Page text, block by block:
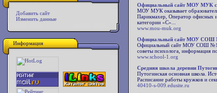
Добавить сайт
Изменить данные
Информация
Официальный сайт МОУ МУК
МОУ МУК оказывает
Парикмахер, Оператор офисных
категории «С»...
www.mou-muk.org
Официальный сайт МОУ СОШ
Официальный сайт МОУ СОШ №1
советы психолога, информация
www.school-1.org
Средняя школа деревни
Путогинская основная школа.
Расписание работы кружков и
40410-s-009.edusite.ru